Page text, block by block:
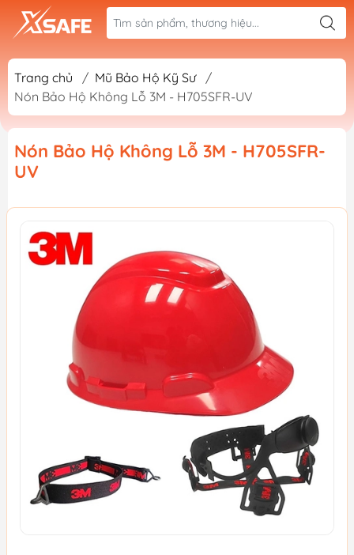
Trang chủ / Mũ Bảo Hộ Kỹ Sư
/
Nón Bảo Hộ Không Lỗ 3M - H705SFR-UV
Nón Bảo Hộ Không Lỗ 3M - H705SFR-
UV